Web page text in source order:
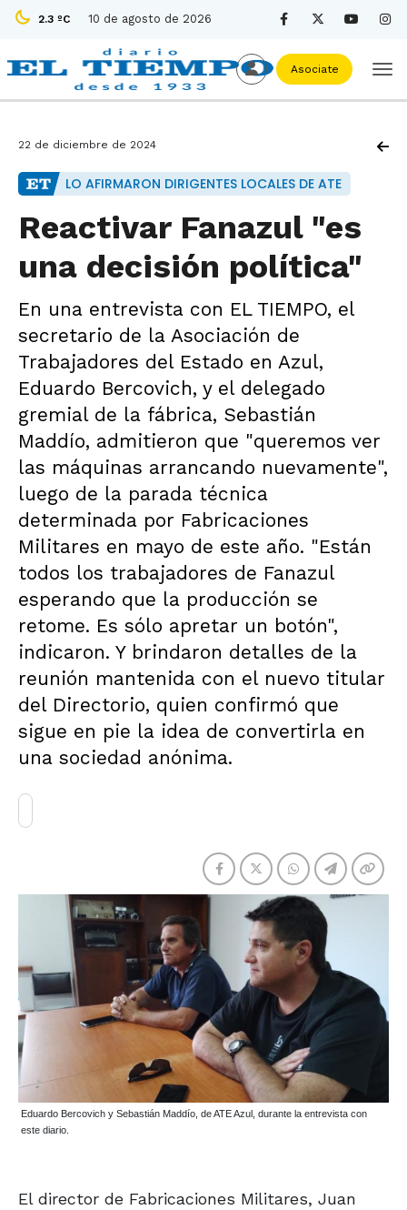
2.3 ºC 10 de agosto de 2026
Asociate
22 de diciembre de 2024
LO AFIRMARON DIRIGENTES LOCALES DE ATE
Reactivar Fanazul "es
una decisión política"
En una entrevista con EL TIEMPO, el
secretario de la Asociación de
Trabajadores del Estado en Azul,
Eduardo Bercovich, y el delegado
gremial de la fábrica, Sebastián
Maddío, admitieron que "queremos ver
las máquinas arrancando nuevamente",
luego de la parada técnica
determinada por Fabricaciones
Militares en mayo de este año. "Están
todos los trabajadores de Fanazul
esperando que la producción se
retome. Es sólo apretar un botón",
indicaron. Y brindaron detalles de la
reunión mantenida con el nuevo titular
del Directorio, quien confirmó que
sigue en pie la idea de convertirla en
una sociedad anónima.
Eduardo Bercovich y Sebastián Maddío, de ATE Azul, durante la entrevista con
este diario.
El director de Fabricaciones Militares, Juan